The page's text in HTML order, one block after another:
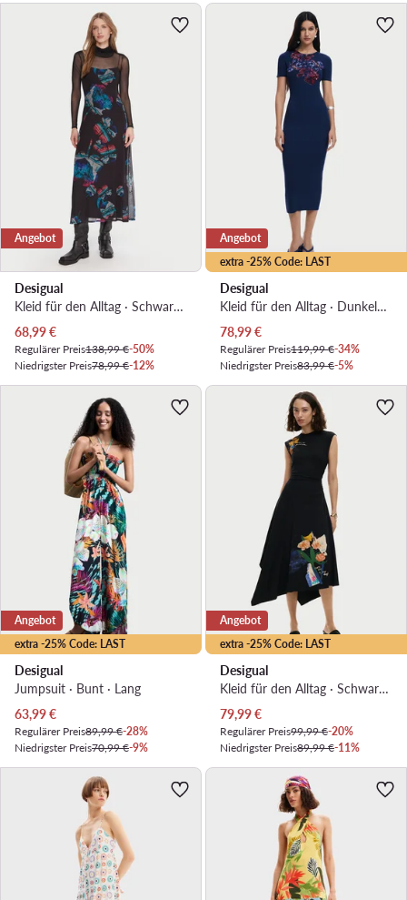
Angebot
Desigual
Kleid für den Alltag · Schwarz · Midi
Aktueller Preis
68,99€
Regulärer Preis138,99 €-50%
Niedrigster Preis78,99 €-12%
extra -25% Code: LAST
Angebot
Desigual
Kleid für den Alltag · Dunkelblau · Midi
Aktueller Preis
78,99€
Regulärer Preis119,99 €-34%
Niedrigster Preis83,99 €-5%
extra -25% Code: LAST
Angebot
Desigual
Jumpsuit · Bunt · Lang
Aktueller Preis
63,99€
Regulärer Preis89,99 €-28%
Niedrigster Preis70,99 €-9%
extra -25% Code: LAST
Angebot
Desigual
Kleid für den Alltag · Schwarz · Midi
Aktueller Preis
79,99€
Regulärer Preis99,99 €-20%
Niedrigster Preis89,99 €-11%